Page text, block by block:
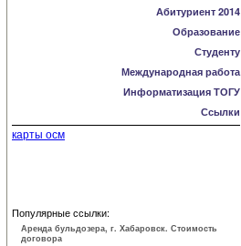
Абитуриент 2014
Образование
Студенту
Международная работа
Информатизация ТОГУ
Ссылки
карты осм
Популярные ссылки:
Аренда бульдозера, г. Хабаровск. Стоимость
договора